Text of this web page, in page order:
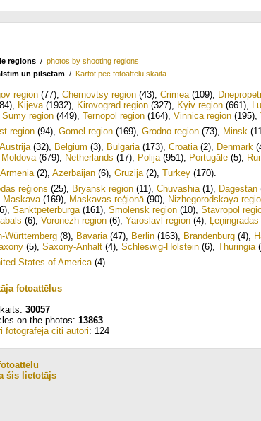
regions / photos by shooting regions
un pilsētām / Kārtot pēc fotoattēlu skaita
region (77), Chernovtsy region (43), Crimea(109),
, Kijeva(1932), Kirovograd region (327), Kyiv region (661),
Sumy region (449), Ternopol region (164), Vinnica region (195),
region (94), Gomel region (169), Grodno region (73), Minsk
Austrijā(32), Belgium (3), Bulgaria(173), Croatia(2), Denmark
Moldova(679), Netherlands (17), Polija(951), Portugāle (5),
Armenia(2), Azerbaijan (6), Gruzija(2), Turkey (170).
reģions (25), Bryansk region (11), Chuvashia(1), Dagestan
Maskava(169), Maskavas reģionā(90), Nizhegorodskaya
, Sanktpēterburga(161), Smolensk region (10), Stavropol
(6), Voronezh region (6), Yaroslavl region (4),
Württemberg (8), Bavaria(47), Berlin (163), Brandenburg (4),
(5), Saxony-Anhalt (4), Schleswig-Holstein (6), Thuringia
States of America(4).
fotoattēlus
30057
on the photos: 13863
fotografeja citi autori: 124
šis lietotājs